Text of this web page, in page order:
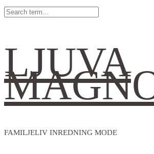
LJUVA
FAMILJELIV INREDNING MODE